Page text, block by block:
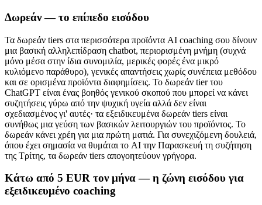
Δωρεάν — το επίπεδο εισόδου
Τα δωρεάν tiers στα περισσότερα προϊόντα AI coaching σου δίνουν
μια βασική αλληλεπίδραση chatbot, περιορισμένη μνήμη (συχνά
μόνο μέσα στην ίδια συνομιλία, μερικές φορές ένα μικρό
κυλιόμενο παράθυρο), γενικές απαντήσεις χωρίς συνέπεια μεθόδου
και σε ορισμένα προϊόντα διαφημίσεις. Το δωρεάν tier του
ChatGPT είναι ένας βοηθός γενικού σκοπού που μπορεί να κάνει
συζητήσεις γύρω από την ψυχική υγεία αλλά δεν είναι
σχεδιασμένος γι' αυτές· τα εξειδικευμένα δωρεάν tiers είναι
συνήθως μια γεύση των βασικών λειτουργιών του προϊόντος. Το
δωρεάν κάνει χρέη για μια πρώτη ματιά. Για συνεχιζόμενη δουλειά,
όπου έχει σημασία να θυμάται το AI την Παρασκευή τη συζήτηση
της Τρίτης, τα δωρεάν tiers απογοητεύουν γρήγορα.
Κάτω από 5 EUR τον μήνα — η ζώνη εισόδου για
εξειδικευμένο coaching